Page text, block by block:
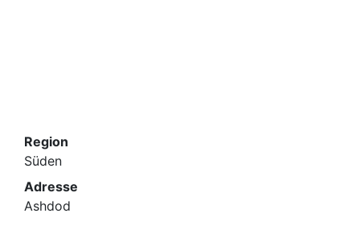
Region
Süden
Adresse
Ashdod